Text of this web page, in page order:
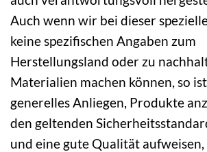
Auch wenn wir bei dieser
keine spezifischen Angaben zum
Herstellungsland oder zu
Materialien machen können, so
generelles Anliegen, Produkte
den geltenden
und eine gute Qualität